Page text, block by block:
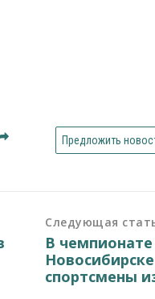
Предложить
Следующая
В
спортсмены